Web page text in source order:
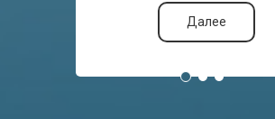
Далее